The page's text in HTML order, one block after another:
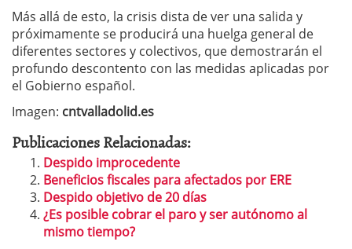
Más allá de esto, la crisis dista de ver una salida y
próximamente se producirá una huelga general de
diferentes sectores y colectivos, que demostrarán el
profundo descontento con las medidas aplicadas por
el Gobierno español.
Imagen: cntvalladolid.es
Publicaciones Relacionadas:
Despido improcedente
Beneficios fiscales para afectados por ERE
Despido objetivo de 20 días
¿Es posible cobrar el paro y ser autónomo al
mismo tiempo?